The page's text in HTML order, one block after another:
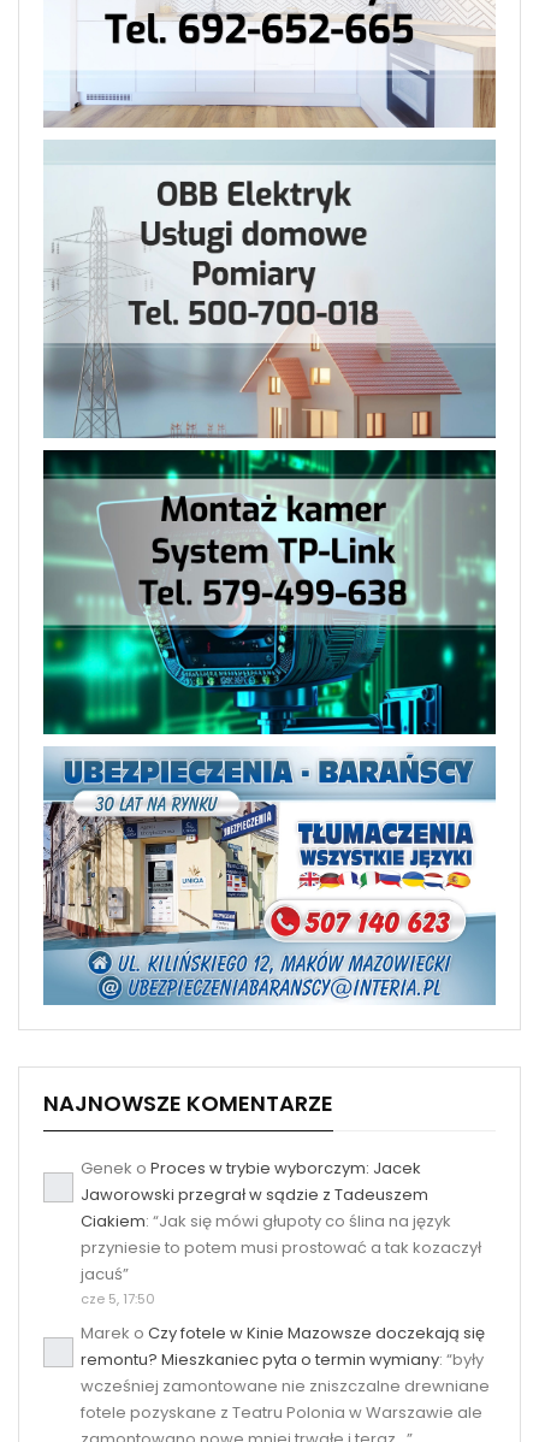
NAJNOWSZE KOMENTARZE
Genek o Proces w trybie wyborczym: Jacek
Jaworowski przegrał w sądzie z Tadeuszem
Ciakiem: “Jak się mówi głupoty co ślina na język
przyniesie to potem musi prostować a tak kozaczył
jacuś”
cze 5, 17:50
Marek o Czy fotele w Kinie Mazowsze doczekają się
remontu? Mieszkaniec pyta o termin wymiany: “były
wcześniej zamontowane nie zniszczalne drewniane
fotele pozyskane z Teatru Polonia w Warszawie ale